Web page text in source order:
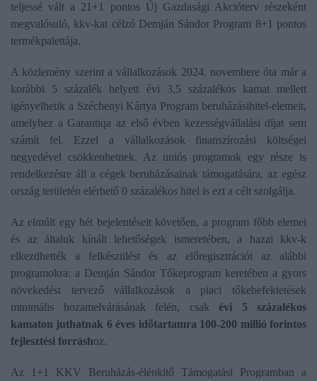
teljessé vált a 21+1 pontos Új Gazdasági Akcióterv részeként
megvalósuló, kkv-kat célzó Demján Sándor Program 8+1 pontos
termékpalettája.
A közlemény szerint a vállalkozások 2024. novembere óta már a
korábbi 5 százalék helyett évi 3,5 százalékos kamat mellett
igényelhetik a Széchenyi Kártya Program beruházásihitel-elemeit,
amelyhez a Garantiqa az első évben kezességvállalási díjat sem
számít fel. Ezzel a vállalkozások finanszírozási költségei
negyedével csökkenhetnek. Az uniós programok egy része is
rendelkezésre áll a cégek beruházásainak támogatására, az egész
ország területén elérhető 0 százalékos hitel is ezt a célt szolgálja.
Az elmúlt egy hét bejelentéseit követően, a program főbb elemei
és az általuk kínált lehetőségek ismeretében, a hazai kkv-k
elkezdhették a felkészülést és az előregisztrációt az alábbi
programokra: a Demján Sándor Tőkeprogram keretében a gyors
növekedést tervező vállalkozások a piaci tőkebefektetések
minimális hozamelvárásának felén, csak évi 5 százalékos
kamaton juthatnak 6 éves időtartamra 100-200 millió forintos
fejlesztési forráshoz.
Az 1+1 KKV Beruházás-élénkítő Támogatási Programban a